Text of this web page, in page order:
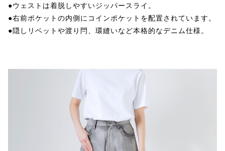
●ウェストは着脱しやすいジッパースライ。
●右前ポケットの内側にコインポケットを配置されています。
●隠しリベットや渡り閂、環縫いなど本格的なデニム仕様。